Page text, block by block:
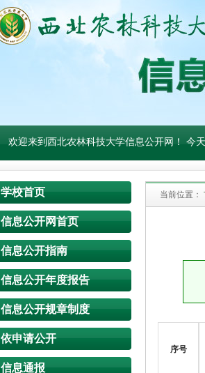
欢迎来到西北农林科技大学信息公开网！ 今
学校首页
信息公开网首页
信息公开指南
信息公开年度报告
信息公开规章制度
依申请公开
信息通报
当前位置：
序号